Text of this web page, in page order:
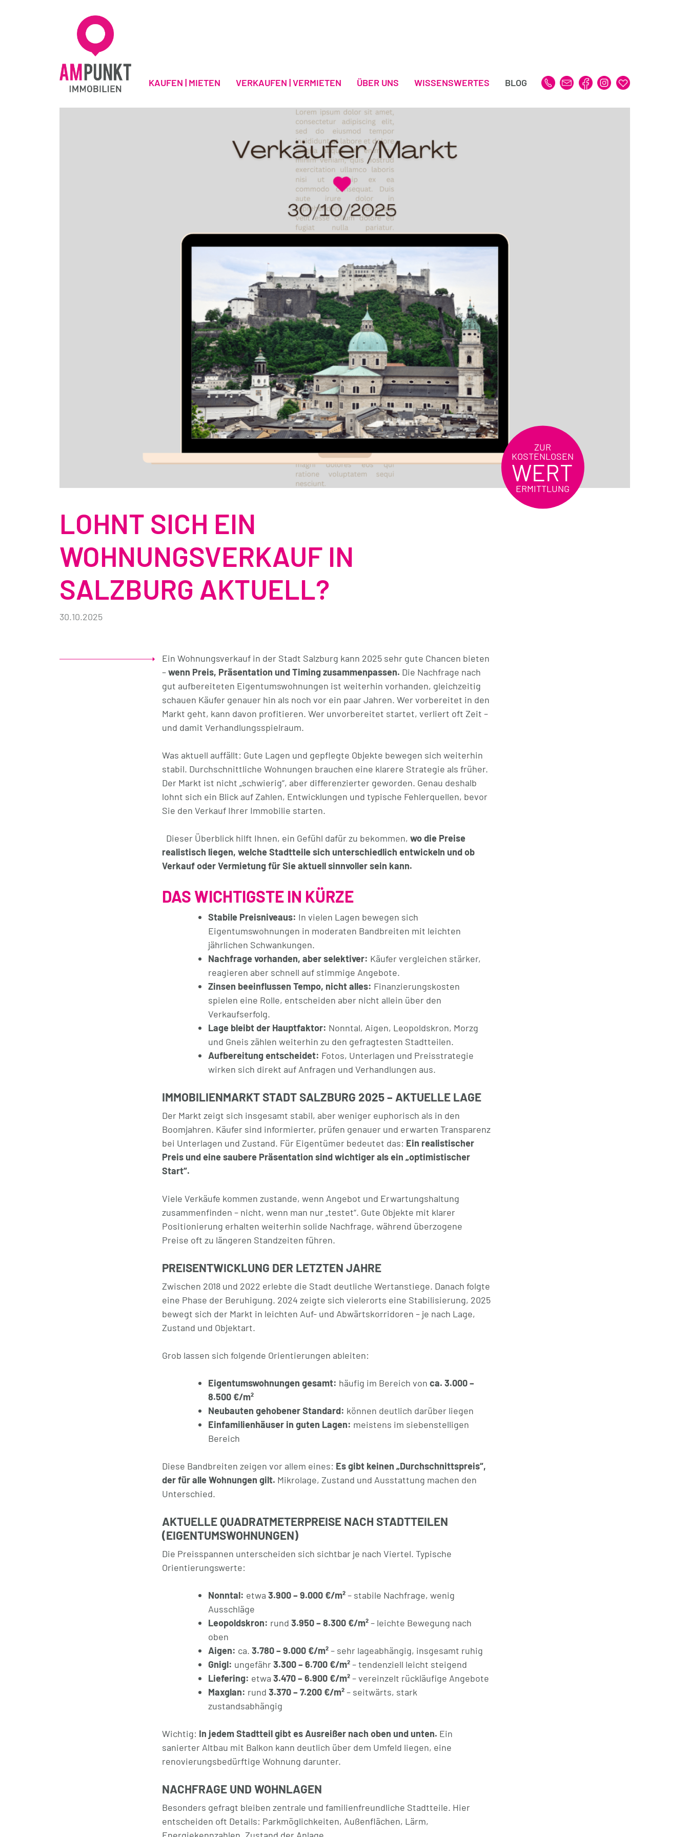
KAUFEN | MIETEN VERKAUFEN | VERMIETEN ÜBER UNS WISSENSWERTES BLOG
ZUR
KOSTENLOSEN
WERT
ERMITTLUNG
LOHNT SICH EIN
WOHNUNGSVERKAUF IN
SALZBURG AKTUELL?
30.10.2025
Ein Wohnungsverkauf in der Stadt Salzburg kann 2025 sehr gute Chancen bieten
–wenn Preis, Präsentation und Timing zusammenpassen. Die Nachfrage nach
gut aufbereiteten Eigentumswohnungen ist weiterhin vorhanden, gleichzeitig
schauen Käufer genauer hin als noch vor ein paar Jahren. Wer vorbereitet in den
Markt geht, kann davon profitieren. Wer unvorbereitet startet, verliert oft Zeit –
und damit Verhandlungsspielraum.
Was aktuell auffällt: Gute Lagen und gepflegte Objekte bewegen sich weiterhin
stabil. Durchschnittliche Wohnungen brauchen eine klarere Strategie als früher.
Der Markt ist nicht „schwierig“, aber differenzierter geworden. Genau deshalb
lohnt sich ein Blick auf Zahlen, Entwicklungen und typische Fehlerquellen, bevor
Sie den Verkauf Ihrer Immobilie starten.
Dieser Überblick hilft Ihnen, ein Gefühl dafür zu bekommen, wo die Preise
realistisch liegen, welche Stadtteile sich unterschiedlich entwickeln und ob
Verkauf oder Vermietung für Sie aktuell sinnvoller sein kann.
DAS WICHTIGSTE IN KÜRZE
Stabile Preisniveaus: In vielen Lagen bewegen sich
Eigentumswohnungen in moderaten Bandbreiten mit leichten
jährlichen Schwankungen.
Nachfrage vorhanden, aber selektiver: Käufer vergleichen stärker,
reagieren aber schnell auf stimmige Angebote.
Zinsen beeinflussen Tempo, nicht alles: Finanzierungskosten
spielen eine Rolle, entscheiden aber nicht allein über den
Verkaufserfolg.
Lage bleibt der Hauptfaktor: Nonntal, Aigen, Leopoldskron, Morzg
und Gneis zählen weiterhin zu den gefragtesten Stadtteilen.
Aufbereitung entscheidet: Fotos, Unterlagen und Preisstrategie
wirken sich direkt auf Anfragen und Verhandlungen aus.
IMMOBILIENMARKT STADT SALZBURG 2025 – AKTUELLE LAGE
Der Markt zeigt sich insgesamt stabil, aber weniger euphorisch als in den
Boomjahren. Käufer sind informierter, prüfen genauer und erwarten Transparenz
bei Unterlagen und Zustand. Für Eigentümer bedeutet das: Ein realistischer
Preis und eine saubere Präsentation sind wichtiger als ein „optimistischer
Start“.
Viele Verkäufe kommen zustande, wenn Angebot und Erwartungshaltung
zusammenfinden – nicht, wenn man nur „testet“. Gute Objekte mit klarer
Positionierung erhalten weiterhin solide Nachfrage, während überzogene
Preise oft zu längeren Standzeiten führen.
PREISENTWICKLUNG DER LETZTEN JAHRE
Zwischen 2018 und 2022 erlebte die Stadt deutliche Wertanstiege. Danach folgte
eine Phase der Beruhigung. 2024 zeigte sich vielerorts eine Stabilisierung, 2025
bewegt sich der Markt in leichten Auf- und Abwärtskorridoren – je nach Lage,
Zustand und Objektart.
Grob lassen sich folgende Orientierungen ableiten:
Eigentumswohnungen gesamt: häufig im Bereich von ca. 3.000 –
8.500 €/m²
Neubauten gehobener Standard: können deutlich darüber liegen
Einfamilienhäuser in guten Lagen: meistens im siebenstelligen
Bereich
Diese Bandbreiten zeigen vor allem eines: Es gibt keinen „Durchschnittspreis“,
der für alle Wohnungen gilt. Mikrolage, Zustand und Ausstattung machen den
Unterschied.
AKTUELLE QUADRATMETERPREISE NACH STADTTEILEN
(EIGENTUMSWOHNUNGEN)
Die Preisspannen unterscheiden sich sichtbar je nach Viertel. Typische
Orientierungswerte:
Nonntal: etwa 3.900 – 9.000 €/m²– stabile Nachfrage, wenig
Ausschläge
Leopoldskron: rund 3.950 – 8.300 €/m²– leichte Bewegung nach
oben
Aigen: ca. 3.780 – 9.000 €/m²– sehr lageabhängig, insgesamt ruhig
Gnigl: ungefähr3.300 – 6.700 €/m²– tendenziell leicht steigend
Liefering: etwa 3.470 – 6.900 €/m²– vereinzelt rückläufige Angebote
Maxglan: rund 3.370 – 7.200 €/m²– seitwärts, stark
zustandsabhängig
Wichtig: In jedem Stadtteil gibt es Ausreißer nach oben und unten. Ein
sanierter Altbau mit Balkon kann deutlich über dem Umfeld liegen, eine
renovierungsbedürftige Wohnung darunter.
NACHFRAGE UND WOHNLAGEN
Besonders gefragt bleiben zentrale und familienfreundliche Stadtteile. Hier
entscheiden oft Details: Parkmöglichkeiten, Außenflächen, Lärm,
Energiekennzahlen, Zustand der Anlage.